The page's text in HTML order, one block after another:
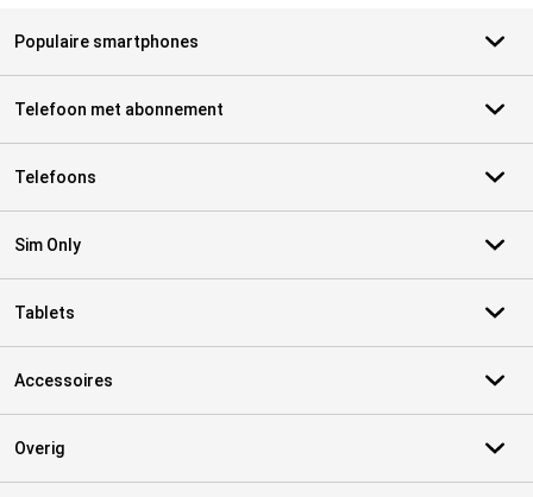
Populaire smartphones
Telefoon met abonnement
Telefoons
Sim Only
Tablets
Accessoires
Overig